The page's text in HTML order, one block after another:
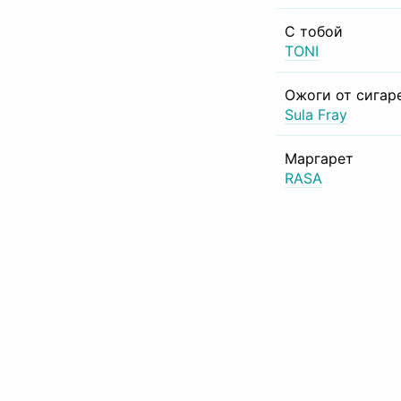
С тобой
TONI
Ожоги от
Sula Fray
Маргарет
RASA